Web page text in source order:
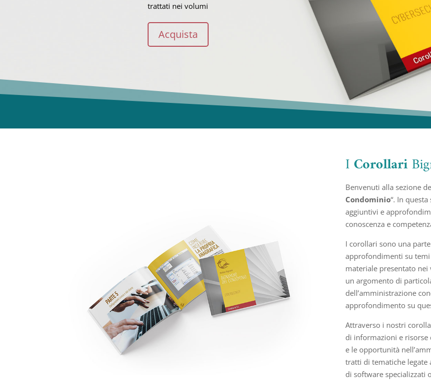
trattati nei volumi
Acquista
I Corollari
Benvenuti alla sezione
Condominio“. In
aggiuntivi e
conoscenza e
I corollari sono una
approfondimenti su
materiale presentato
un argomento di
dell’amministrazione
approfondimento su
Attraverso i nostri
di informazioni e risorse
e le opportunità
tratti di tematiche legate
di software specializzati